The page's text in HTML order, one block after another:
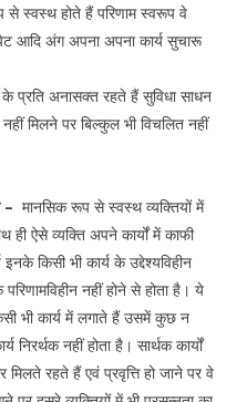
से स्वस्थ होते हैं परिणाम स्वरूप वे
आदि अंग अपना अपना कार्य सुचारू
प्रति अनासक्त रहते हैं सुविधा साधन
मिलने पर बिल्कुल भी विचलित नहीं
– मानसिक रूप से स्वस्थ व्यक्तियों में
ऐसे व्यक्ति अपने कार्यों में काफी
किसी भी कार्य के उद्देश्यविहीन
नहीं होने से होता है। ये
भी कार्य में लगाते हैं उसमें कुछ न
नहीं होता है। सार्थक कार्यों
रहते हैं एवं प्रवृत्ति हो जाने पर वे